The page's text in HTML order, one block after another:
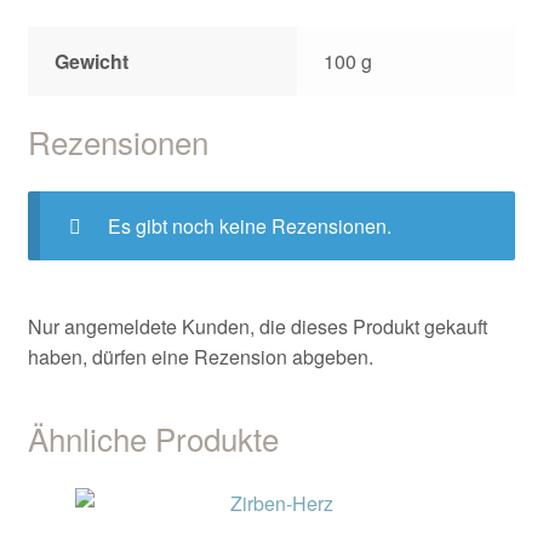
Gewicht 100 g
Rezensionen
Es gibt noch keine Rezensionen.
Nur angemeldete Kunden, die dieses Produkt gekauft
haben, dürfen eine Rezension abgeben.
Ähnliche Produkte